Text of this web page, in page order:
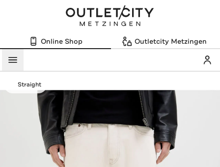
Online Shop Outletcity Metzingen
Menü
Straight